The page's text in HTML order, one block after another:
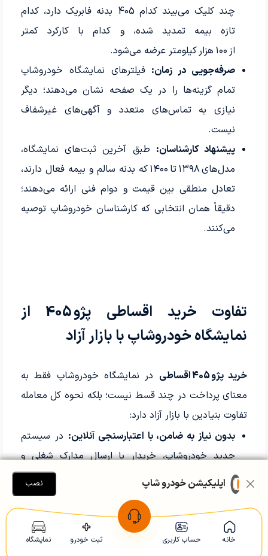
چند کلیک می‌بیند کدام 405 بدنه فابریک دارد، کدام
تازه بیمه تمدید شده، و کدام با کارکرد کمتر
از ۱۰۰ هزار کیلومتر عرضه می‌شود.
صرفه‌جویی در زمان: فیلترهای نمایشگاه خودروشاپ
تمام گزینه‌ها را در یک صفحه نشان می‌دهند؛ دیگر
نیازی به تماس‌های متعدد و آگهی‌های غیرشفاف
نیست.
پیشنهاد کارشناسان: طبق آخرین ثبت‌های نمایشگاه،
مدل‌های ۱۳۹۸ تا ۱۴۰۰ که بدنه سالم و بیمه فعال دارند،
تعادل منطقی بین قیمت و دوام فنی ارائه می‌دهند؛
دقیقاً همان انتخابی که کارشناسان خودروشاپ توصیه
می‌کنند.
تفاوت خرید اقساطی پژو 405 از
نمایشگاه خودروشاپ با بازار آزاد
خرید پژو 405 اقساطی
در نمایشگاه خودروشاپ فقط به
معنای پرداخت در چند قسط نیست؛ بلکه نحوه کل معامله
تفاوت بنیادین با بازار آزاد دارد:
بدون نیاز به ضامن، با اعتبارسنجی آنلاین: در سیستم
جدید خودروشاپ، خریدار با ارسال مدارک شغلی و
هویتی در پورتال اعتبارسنجی،
طی ۵ دقیقه تأیید می‌شود؛ دیگر نیازی به ضامن یا چک
شخص ثالث نیست.
کارشناسی کامل پیش از قرارداد:
هر خودرو قبل از ورود
خانه حساب کاربری ثبت خودرو نمایشگاه
اپلیکیشن خودرو شاپ نصب